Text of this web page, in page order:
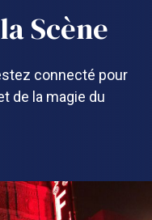
Scène
connecté pour
de la magie du